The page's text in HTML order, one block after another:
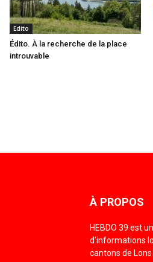
Edito
Édito. À la recherche de la place
introuvable